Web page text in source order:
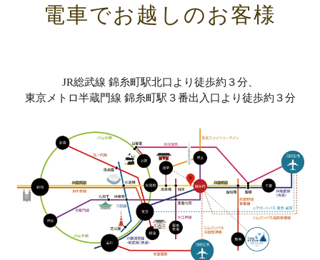
電車でお越しのお客様
JR総武線 錦糸町駅北口より徒歩約３分、
東京メトロ半蔵門線 錦糸町駅３番出入口より徒歩約３分